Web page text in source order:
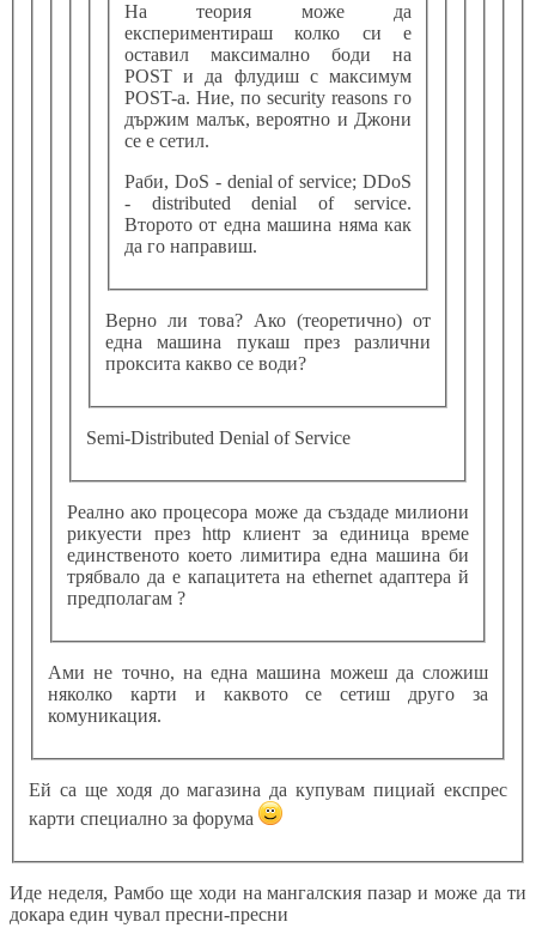
На теория може да
експериментираш колко си е
оставил максимално боди на
POST и да флудиш с максимум
POST-а. Ние, по security reasons го
държим малък, вероятно и Джони
се е сетил.
Раби, DoS - denial of service; DDoS
- distributed denial of service.
Второто от една машина няма как
да го направиш.
Верно ли това? Ако (теоретично) от
една машина пукаш през различни
проксита какво се води?
Semi-Distributed Denial of Service
Реално ако процесора може да създаде милиони
рикуести през http клиент за единица време
единственото което лимитира една машина би
трябвало да е капацитета на ethernet адаптера й
предполагам ?
Ами не точно, на една машина можеш да сложиш
няколко карти и каквото се сетиш друго за
комуникация.
Ей са ще ходя до магазина да купувам пициай експрес
карти специално за форума
Иде неделя, Рамбо ще ходи на мангалския пазар и може да ти
докара един чувал пресни-пресни